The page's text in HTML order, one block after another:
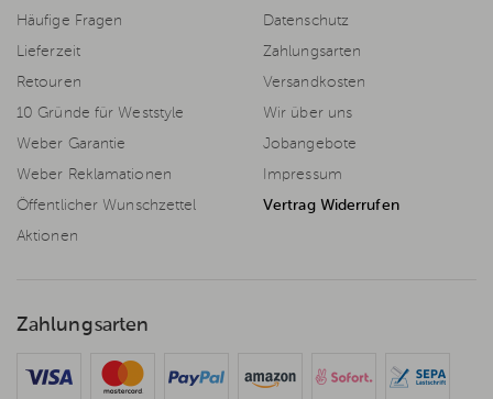
Häufige Fragen
Lieferzeit
Retouren
10 Gründe für Weststyle
Weber Garantie
Weber Reklamationen
Öffentlicher Wunschzettel
Aktionen
Datenschutz
Zahlungsarten
Versandkosten
Wir über uns
Jobangebote
Impressum
Vertrag Widerrufen
Zahlungsarten